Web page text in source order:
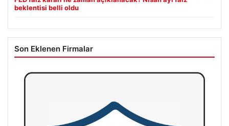
beklentisi belli oldu
Son Eklenen Firmalar